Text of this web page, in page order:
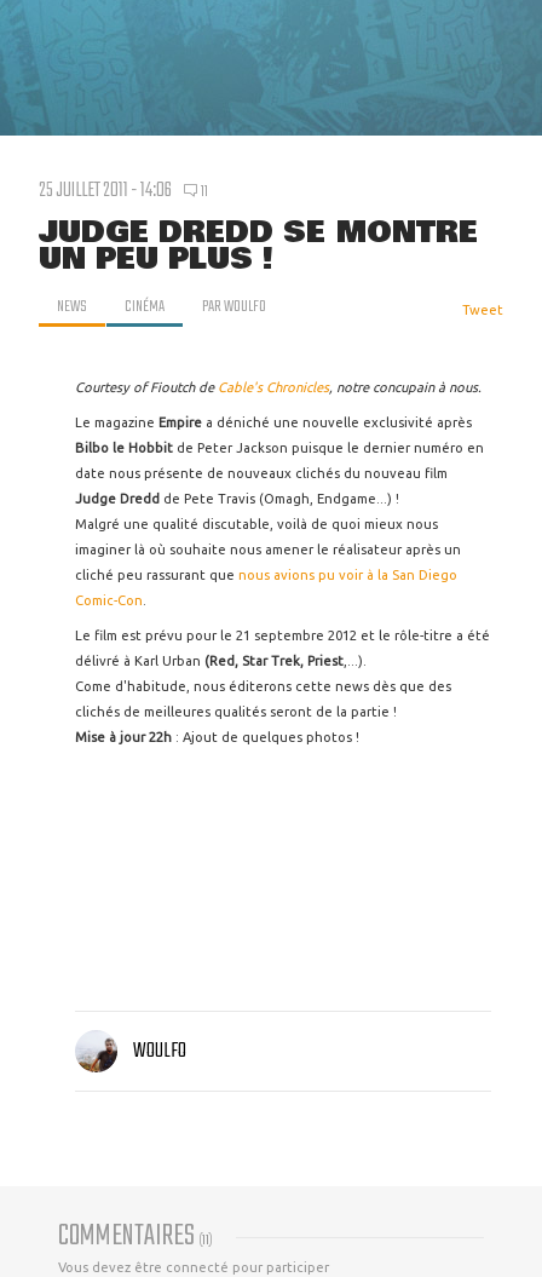
25 JUILLET 2011 - 14:06 11
JUDGE DREDD SE MONTRE
UN PEU PLUS !
NEWS CINÉMA PARWOULFO Tweet
Courtesy of Fioutch de Cable's Chronicles, notre concupain à nous.
Le magazine Empire a déniché une nouvelle exclusivité après
Bilbo le Hobbit de Peter Jackson puisque le dernier numéro en
date nous présente de nouveaux clichés du nouveau film
Judge Dredd de Pete Travis (Omagh, Endgame...) !
Malgré une qualité discutable, voilà de quoi mieux nous
imaginer là où souhaite nous amener le réalisateur après un
cliché peu rassurant que nous avions pu voir à la San Diego
Comic-Con
Le film est prévu pour le 21 septembre 2012 et le rôle-titre a été
délivré à Karl Urban (Red, Star Trek, Priest ,...).
Come d'habitude, nous éditerons cette news dès que des
clichés de meilleures qualités seront de la partie !
Mise à jour 22h : Ajout de quelques photos !
WOULFO
COMMENTAIRES (11)
Vous devez être connecté pour participer